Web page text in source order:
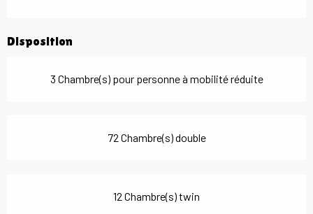
Disposition
3 Chambre(s) pour personne à mobilité réduite
72 Chambre(s) double
12 Chambre(s) twin